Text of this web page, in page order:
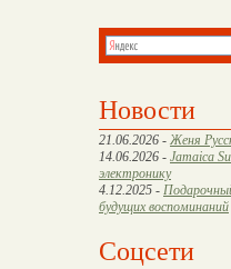
Новости
21.06.2026 - Женя
14.06.2026 - Jamaica
электронику
4.12.2025 -
будущих воспоминаний
Соцсети